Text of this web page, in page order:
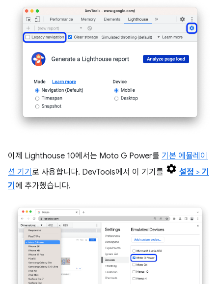
이제 Lighthouse 10에서는 Moto G Power를 기본 에뮬레이
션 기기 로 사용합니다. DevTools에서 이 기기를 설정 > 기
기 에 추가했습니다.